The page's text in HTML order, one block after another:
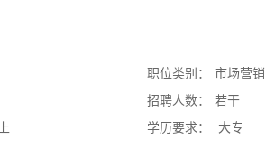
职位类别：
市场营销
招聘人数：
若干
学历要求：
大专